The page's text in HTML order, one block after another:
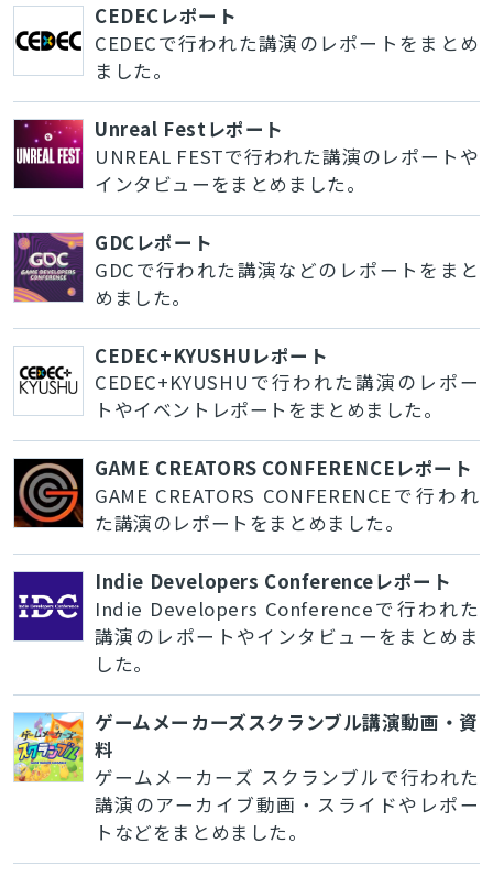
CEDECレポート
CEDECで行われた講演のレポートをまとめ
ました。
Unreal Festレポート
UNREAL FESTで行われた講演のレポートや
インタビューをまとめました。
GDCレポート
GDCで行われた講演などのレポートをまと
めました。
CEDEC+KYUSHUレポート
CEDEC+KYUSHUで行われた講演のレポー
トやイベントレポートをまとめました。
GAME CREATORS CONFERENCEレポート
GAME CREATORS CONFERENCEで行われ
た講演のレポートをまとめました。
Indie Developers Conferenceレポート
Indie Developers Conferenceで行われた
講演のレポートやインタビューをまとめま
した。
ゲームメーカーズスクランブル講演動画・資
料
ゲームメーカーズ スクランブルで行われた
講演のアーカイブ動画・スライドやレポー
トなどをまとめました。